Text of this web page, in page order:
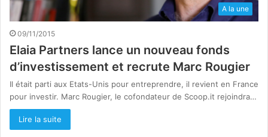
A la une
09/11/2015
Elaia Partners lance un nouveau fonds
d’investissement et recrute Marc Rougier
Il était parti aux Etats-Unis pour entreprendre, il revient en France
pour investir. Marc Rougier, le cofondateur de Scoop.it rejoindra…
Lire la suite